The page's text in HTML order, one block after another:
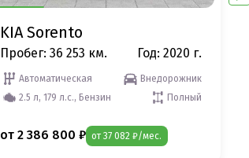
KIA Sorento
Пробег: 36 253 км. Год: 2020 г.
Автоматическая
Внедорожник
2.5 л, 179 л.с., Бензин
Полный
от 2 386 800 ₽ от 37 082 ₽/мес.